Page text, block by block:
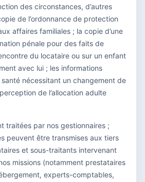
des circonstances, d’autres
de l’ordonnance de protection
affaires familiales ; la copie d’une
pénale pour des faits de
du locataire ou sur un enfant
avec lui ; les informations
santé nécessitant un changement de
de l’allocation adulte
traitées par nos gestionnaires ;
peuvent être transmises aux tiers
et sous-traitants intervenant
missions (notamment prestataires
experts-comptables,